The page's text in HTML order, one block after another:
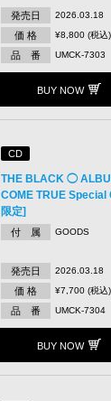
発売日 2026.03.18
価 格 ¥8,800 (税込)
品 番 UMCK-7303
BUY NOW
CD
THE BLACK ◯
COME TRUE
限定]
付 属 GOODS
発売日 2026.03.18
価 格 ¥7,700 (税込)
品 番 UMCK-7304
BUY NOW